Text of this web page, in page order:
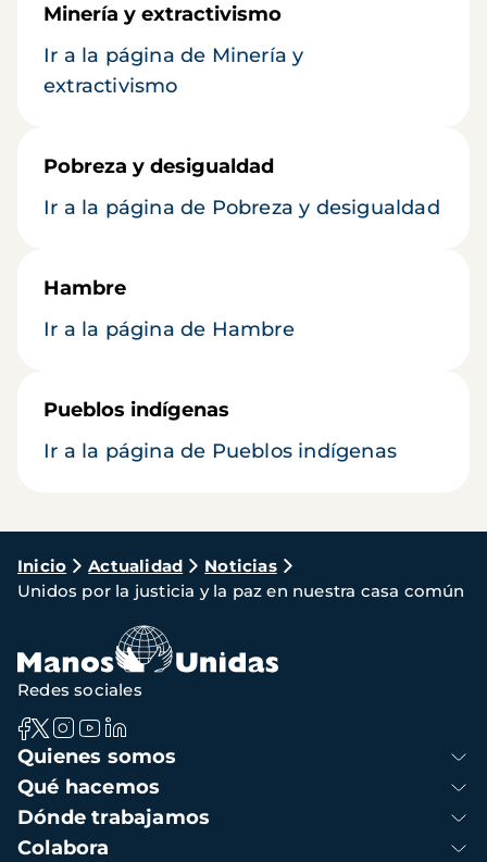
Minería y extractivismo
Ir a la página de Minería y
extractivismo
Pobreza y desigualdad
Ir a la página de Pobreza y desigualdad
Hambre
Ir a la página de Hambre
Pueblos indígenas
Ir a la página de Pueblos indígenas
Ruta
de
navegación
Inicio Actualidad
Noticias
Unidos por la justicia y la paz en nuestra casa común
Navegación
principal
Quienes somos
Qué hacemos
Dónde trabajamos
Colabora
Redes sociales